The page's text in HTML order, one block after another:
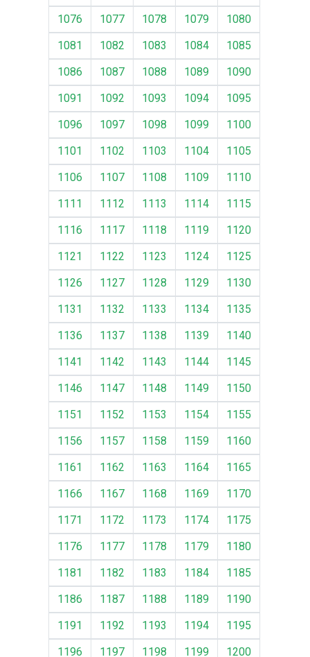
1076
1077 1078 1079
1080
1081
1082 1083 1084
1085
1086
1087 1088 1089
1090
1091
1092 1093 1094
1095
1096
1097 1098 1099
1100
1101
1102 1103 1104
1105
1106
1107 1108 1109
1110
1111
1112 1113 1114
1115
1116
1117 1118 1119
1120
1121
1122 1123 1124
1125
1126
1127 1128 1129
1130
1131
1132 1133 1134
1135
1136
1137 1138 1139
1140
1141
1142 1143 1144
1145
1146
1147 1148 1149
1150
1151
1152 1153 1154
1155
1156
1157 1158 1159
1160
1161
1162 1163 1164
1165
1166
1167 1168 1169
1170
1171
1172 1173 1174
1175
1176
1177 1178 1179
1180
1181
1182 1183 1184
1185
1186
1187 1188 1189
1190
1191
1192 1193 1194
1195
1196
1197 1198 1199 1200